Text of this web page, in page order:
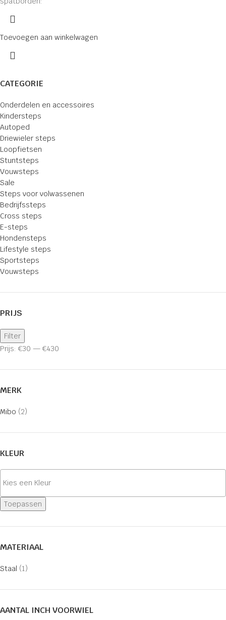
CATEGORIE
Onderdelen en accessoires
Kindersteps
Autoped
Driewieler steps
Loopfietsen
Stuntsteps
Vouwsteps
Sale
Steps voor volwassenen
Bedrijfssteps
Cross steps
E-steps
Hondensteps
Lifestyle steps
Sportsteps
Vouwsteps
PRIJS
Filter
Prijs: €30 — €430
MERK
Mibo (2)
KLEUR
Toepassen
MATERIAAL
Staal (1)
AANTAL INCH VOORWIEL
Toevoegen aan winkelwagen